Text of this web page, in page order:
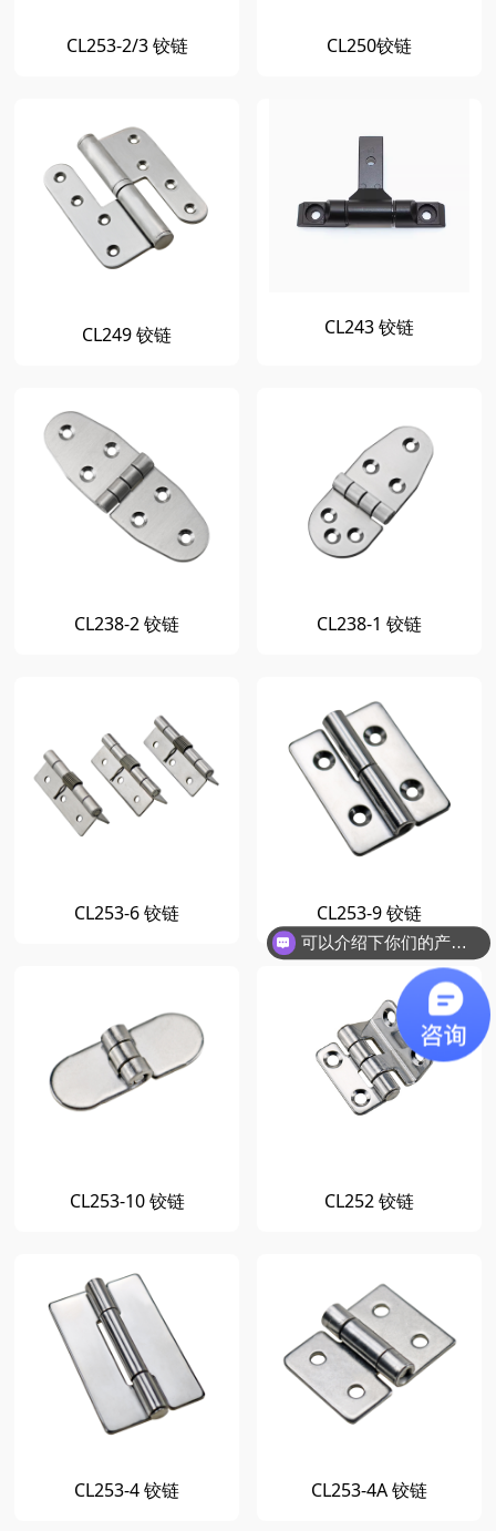
CL253-2/3 铰链 CL250铰链
CL249 铰链 CL243 铰链
CL238-2 铰链 CL238-1 铰链
CL253-6 铰链 CL253-9 铰链
CL253-10 铰链 CL252 铰链
CL253-4 铰链 CL253-4A 铰链
可以介绍下你们的产品么？